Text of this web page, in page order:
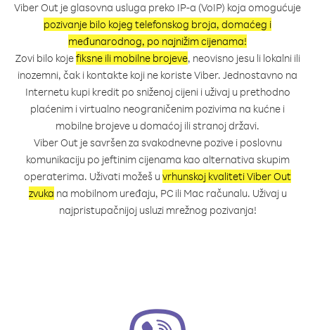
Viber Out je glasovna usluga preko IP-a (VoIP) koja omogućuje
pozivanje bilo kojeg telefonskog broja, domaćeg i
međunarodnog, po najnižim cijenama!
Zovi bilo kojefiksne ili mobilne brojeve, neovisno jesu li lokalni ili
inozemni, čak i kontakte koji ne koriste Viber. Jednostavno na
Internetu kupi kredit po sniženoj cijeni i uživaj u prethodno
plaćenim i virtualno neograničenim pozivima na kućne i
mobilne brojeve u domaćoj ili stranoj državi.
Viber Out je savršen za svakodnevne pozive i poslovnu
komunikaciju po jeftinim cijenama kao alternativa skupim
operaterima. Uživati možeš u vrhunskoj kvaliteti Viber Out
zvuka na mobilnom uređaju, PC ili Mac računalu. Uživaj u
najpristupačnijoj usluzi mrežnog pozivanja!